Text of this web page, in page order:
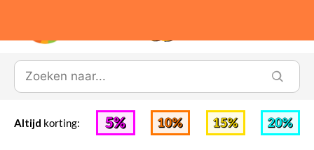
Altijd korting: